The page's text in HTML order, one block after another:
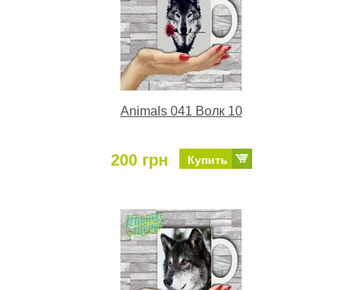
Animals 041 Волк 10
200 грн Купить